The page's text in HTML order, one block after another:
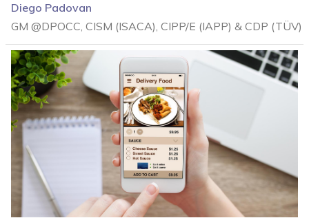
Diego Padovan
GM @DPOCC, CISM (ISACA), CIPP/E (IAPP) & CDP (TÜV)